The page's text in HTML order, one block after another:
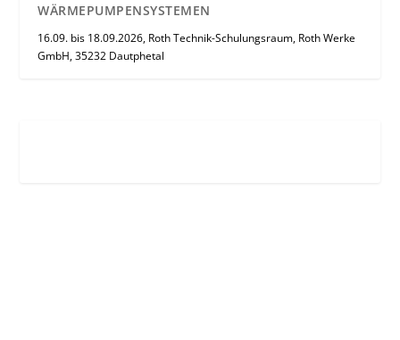
WÄRMEPUMPENSYSTEMEN
16.09. bis 18.09.2026, Roth Technik-Schulungsraum, Roth Werke
GmbH, 35232 Dautphetal